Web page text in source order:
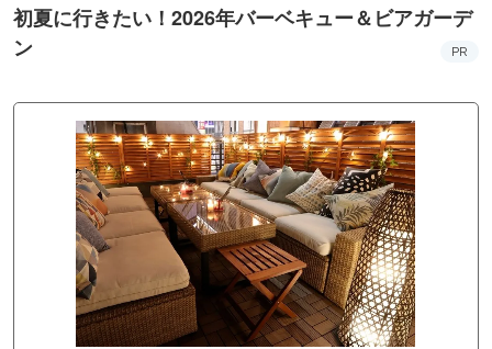
初夏に行きたい！2026年バーベキュー＆ビアガーデ
ン
PR